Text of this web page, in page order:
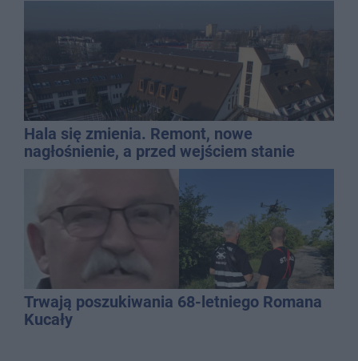
Hala się zmienia. Remont, nowe
nagłośnienie, a przed wejściem stanie
QEMETICA ARENA
Trwają poszukiwania 68-letniego Romana
Kucały